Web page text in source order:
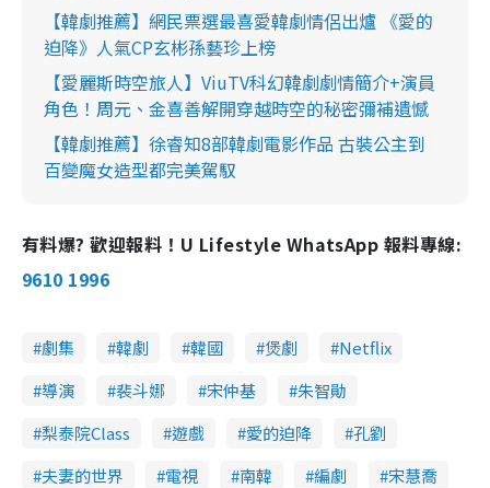
【韓劇推薦】網民票選最喜愛韓劇情侶出爐 《愛的
迫降》人氣CP玄彬孫藝珍上榜
【愛麗斯時空旅人】ViuTV科幻韓劇劇情簡介+演員
角色！周元、金喜善解開穿越時空的秘密彌補遺憾
【韓劇推薦】徐睿知8部韓劇電影作品 古裝公主到
百變魔女造型都完美駕馭
有料爆? 歡迎報料！U Lifestyle WhatsApp 報料專線:
9610 1996
劇集 韓劇 韓國 煲劇
Netflix
導演
裴斗娜 宋仲基
朱智勛
梨泰院Class
遊戲 愛的迫降
孔劉
夫妻的世界
電視 南韓 編劇
宋慧喬